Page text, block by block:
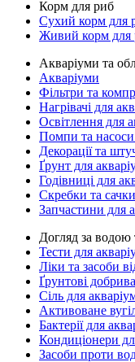
Корм для риб
Сухий корм для
Живий корм для
Акваріуми та
Акваріуми
Фільтри та
Нагрівачі для
Освітлення для
Помпи та насоси
Декорації та
Ґрунт для
Годівниці для
Скребки та
Запчастини для
Догляд за водою
Тести для
Ліки та засоби
Ґрунтові
Сіль для
Активоване
Бактерії для
Кондиціонери
Засоби проти